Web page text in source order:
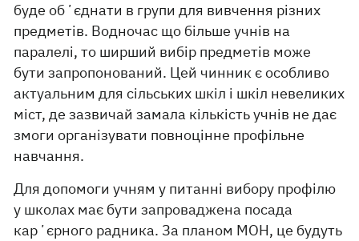
буде обʼєднати в групи для вивчення різних
предметів. Водночас що більше учнів на
паралелі, то ширший вибір предметів може
бути запропонований. Цей чинник є особливо
актуальним для сільських шкіл і шкіл невеликих
міст, де зазвичай замала кількість учнів не дає
змоги організувати повноцінне профільне
навчання.
Для допомоги учням у питанні вибору профілю
у школах має бути запроваджена посада
карʼєрного радника. За планом МОН, це будуть